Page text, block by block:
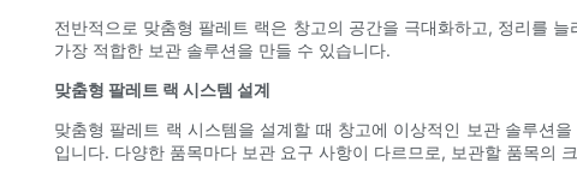
전반적으로 맞춤형 팔레트 랙은 창고의 공간을 극대화하고, 정리를
가장 적합한 보관 솔루션을 만들 수 있습니다.
맞춤형 팔레트 랙 시스템 설계
맞춤형 팔레트 랙 시스템을 설계할 때 창고에 이상적인 보관 솔루션
입니다. 다양한 품목마다 보관 요구 사항이 다르므로, 보관할 품목의